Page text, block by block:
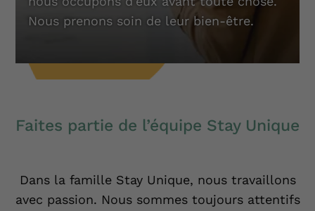
Nous prenons soin de leur bien-être.
Faites partie de l’équipe Stay Unique
Dans la famille Stay Unique, nous travaillons
avec passion. Nous sommes toujours attentifs